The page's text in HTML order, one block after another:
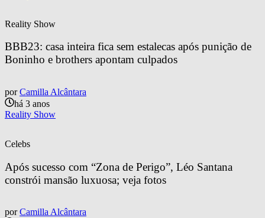
Reality Show
BBB23: casa inteira fica sem estalecas após punição de
Boninho e brothers apontam culpados
por Camilla Alcântara
há 3 anos
Reality Show
Celebs
Após sucesso com “Zona de Perigo”, Léo Santana
constrói mansão luxuosa; veja fotos
por Camilla Alcântara